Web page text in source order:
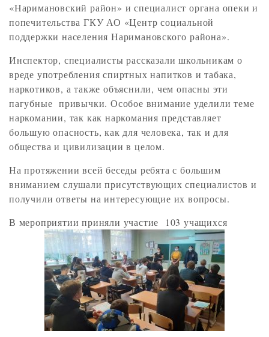
«Наримановский район» и специалист органа опеки и
попечительства ГКУ АО «Центр социальной
поддержки населения Наримановского района».
Инспектор, специалисты рассказали школьникам о
вреде употребления спиртных напитков и табака,
наркотиков, а также объяснили, чем опасны эти
пагубные привычки. Особое внимание уделили теме
наркомании, так как наркомания представляет
большую опасность, как для человека, так и для
общества и цивилизации в целом.
На протяжении всей беседы ребята с большим
вниманием слушали присутствующих специалистов и
получили ответы на интересующие их вопросы.
В мероприятии приняли участие 103 учащихся